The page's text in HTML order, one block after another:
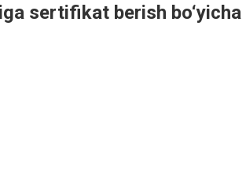
sertifikat berish